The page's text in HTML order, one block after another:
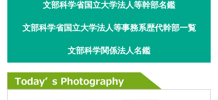
文部科学省国立大学法人等幹部名鑑
文部科学省国立大学法人等事務系歴代幹部一覧
文部科学関係法人名鑑